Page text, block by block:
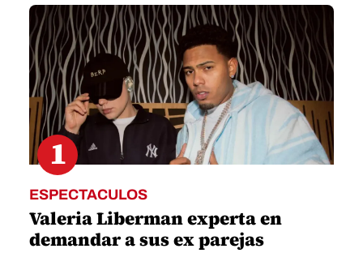
minute,
seconds
1
ESPECTACULOS
Valeria Liberman experta en
demandar a sus ex parejas